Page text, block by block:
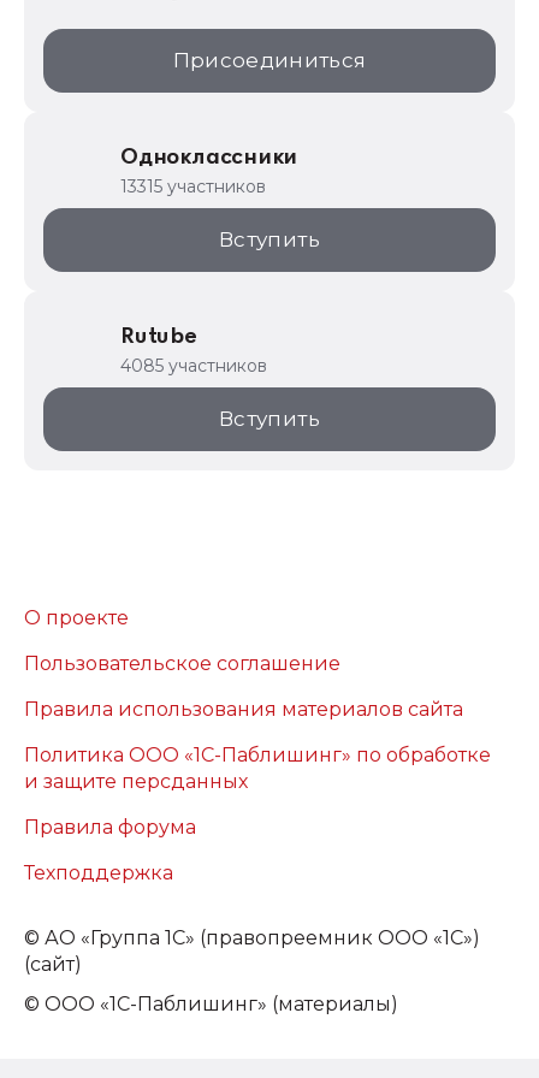
Присоединиться
Одноклассники
13315 участников
Вступить
Rutube
4085 участников
Вступить
О проекте
Пользовательское соглашение
Правила использования материалов сайта
Политика ООО «1С-Паблишинг» по обработке
и защите персданных
Правила форума
Техподдержка
© АО «Группа 1С» (правопреемник ООО «1С»)
(сайт)
© ООО «1С-Паблишинг» (материалы)